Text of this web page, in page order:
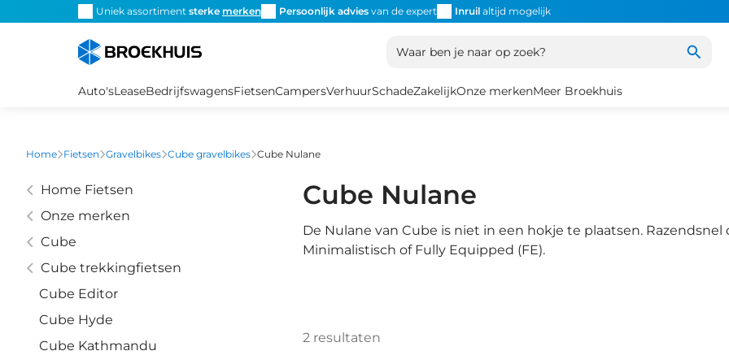
Uniek assortiment sterke merken Persoonlijk advies van de expert Inruil altijd mogelijk
Waar ben je naar op zoek?
Auto'sLeaseBedrijfswagensFietsenCampersVerhuurSchadeZakelijkOnze merkenMeer Broekhuis
Home Fietsen Gravelbikes Cube gravelbikes Cube Nulane
Home Fietsen
Onze merken
Cube
Cube trekkingfietsen
Cube Editor
Cube Hyde
Cube Kathmandu
Cube Nulane
De Nulane van Cube is niet in een hokje te plaatsen.
Minimalistisch of Fully Equipped (FE).
2resultaten